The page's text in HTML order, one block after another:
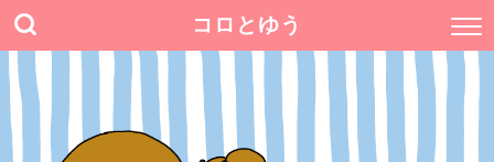
コロとゆう